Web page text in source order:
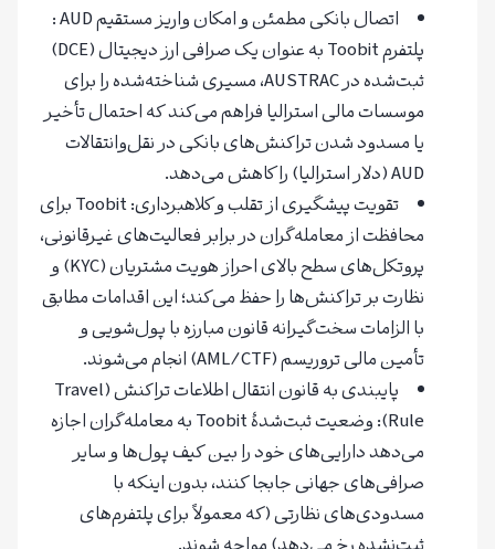
اتصال بانکی مطمئن و امکان واریز مستقیم AUD :
پلتفرم Toobit به عنوان یک صرافی ارز دیجیتال (DCE)
ثبت‌شده در AUSTRAC، مسیری شناخته‌شده را برای
موسسات مالی استرالیا فراهم می‌کند که احتمال تأخیر
یا مسدود شدن تراکنش‌های بانکی در نقل‌وانتقالات
AUD (دلار استرالیا) را کاهش می‌دهد.
تقویت پیشگیری از تقلب و کلاهبرداری: Toobit برای
محافظت از معامله‌گران در برابر فعالیت‌های غیرقانونی،
پروتکل‌های سطح بالای احراز هویت مشتریان (KYC) و
نظارت بر تراکنش‌ها را حفظ می‌کند؛ این اقدامات مطابق
با الزامات سخت‌گیرانه قانون مبارزه با پول‌شویی و
تأمین مالی تروریسم (AML/CTF) انجام می‌شوند.
پایبندی به قانون انتقال اطلاعات تراکنش (Travel
Rule): وضعیت ثبت‌شدۀ Toobit به معامله‌گران اجازه
می‌دهد دارایی‌های خود را بین کیف پول‌ها و سایر
صرافی‌های جهانی جابجا کنند، بدون اینکه با
مسدودی‌های نظارتی (که معمولاً برای پلتفرم‌های